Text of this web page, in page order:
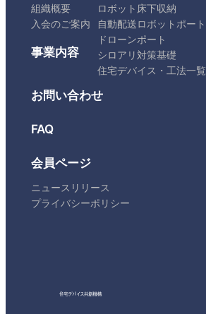
組織概要
入会のご案内
事業内容
ロボット床下収納
自動配送ロボットポート
ドローンポート
シロアリ対策基礎
住宅デバイス・工法一覧
お問い合わせ
FAQ
会員ページ
ニュースリリース
プライバシーポリシー